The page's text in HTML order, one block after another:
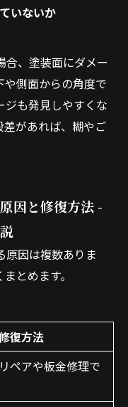
いないか
合、塗装面にダメー
や側面からの角度で
ジも発見しやすくな
差があれば、糊やご
因と修復方法 -
原因は複数ありま
とめます。
復方法
ペアや板金修理で